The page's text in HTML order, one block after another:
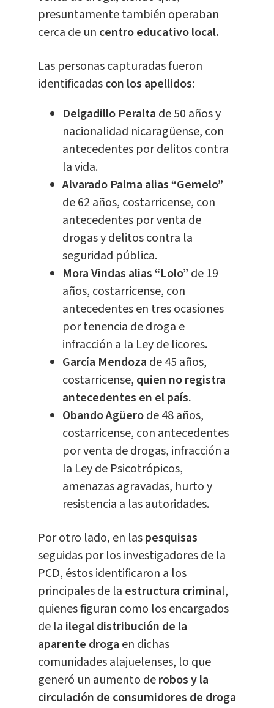
presuntamente también operaban
cerca de un centro educativo local.
Las personas capturadas fueron
identificadascon los apellidos:
Delgadillo Peralta de 50 años y
nacionalidad nicaragüense, con
antecedentes por delitos contra
la vida.
Alvarado Palma alias “Gemelo”
de 62 años, costarricense, con
antecedentes por venta de
drogas y delitos contra la
seguridad pública.
Mora Vindas alias “Lolo” de 19
años, costarricense, con
antecedentes en tres ocasiones
por tenencia de droga e
infracción a la Ley de licores.
García Mendoza de 45 años,
costarricense, quien no registra
antecedentes en el país.
Obando Agüerode 48 años,
costarricense, con antecedentes
por venta de drogas, infracción a
la Ley de Psicotrópicos,
amenazas agravadas, hurto y
resistencia a las autoridades.
Por otro lado, en laspesquisas
seguidas por los investigadores de la
PCD, éstos identificaron a los
principales de la estructura criminal,
quienes figuran como los encargados
de la ilegal distribución de la
aparente droga en dichas
comunidades alajuelenses, lo que
generó un aumento derobos y la
circulación de consumidores de droga